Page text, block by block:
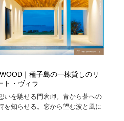
｜種子島の一棟貸しのリ
ト・ヴィラ
いを馳せる門倉岬。青から蒼への
を知らせる。窓から望む波と風に